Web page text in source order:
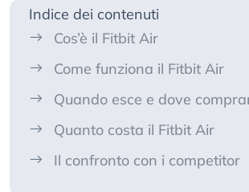
Indice dei contenuti
Cos’è il Fitbit Air
Come funziona il Fitbit Air
Quando esce e dove
Quanto costa il Fitbit Air
Il confronto con i competitor